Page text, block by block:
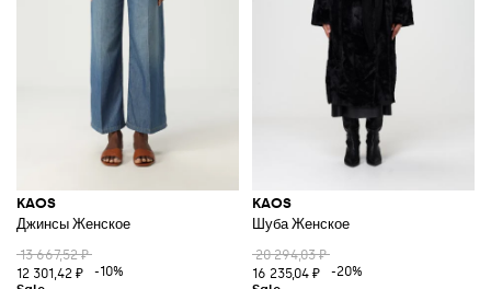
KAOS
Джинсы Женское
13 667,52 ₽
12 301,42 ₽
-10%
KAOS
Шуба Женское
20 294,03 ₽
16 235,04 ₽
-20%